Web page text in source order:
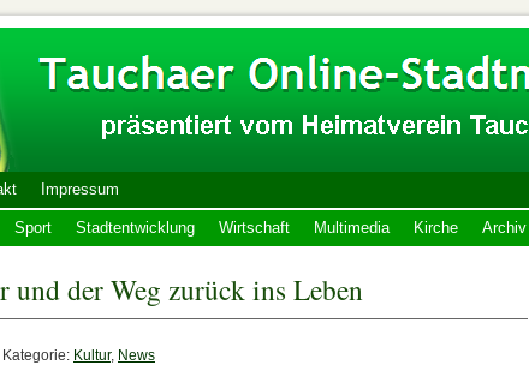
Impressum
Sport Stadtentwicklung Wirtschaft Multimedia Kirche Archiv
der Weg zurück ins Leben
Kategorie: Kultur, News